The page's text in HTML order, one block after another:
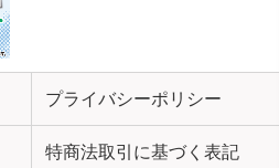
プライバシーポリシー
特商法取引に基づく表記